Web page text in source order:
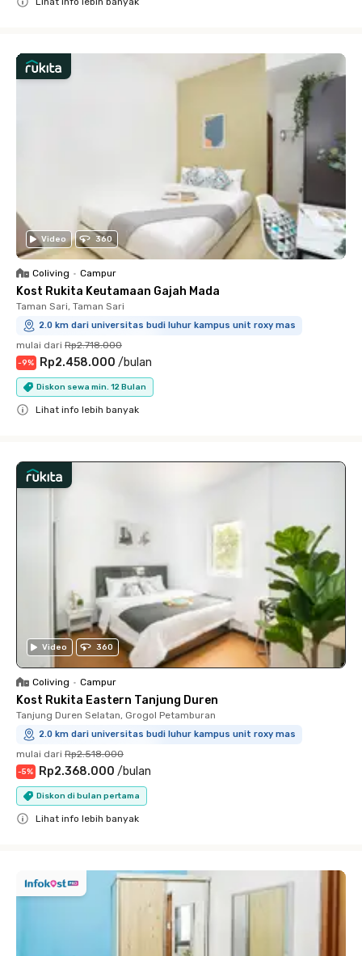
Video 360
Coliving • Campur
Kost Rukita Keutamaan Gajah Mada
Taman Sari, Taman Sari
2.0 km dari universitas budi luhur kampus unit roxy mas
mulai dari Rp2.718.000
-9% Rp2.458.000 /bulan
Diskon sewa min. 12 Bulan
Lihat info lebih banyak
Video 360
Coliving • Campur
Kost Rukita Eastern Tanjung Duren
Tanjung Duren Selatan, Grogol Petamburan
2.0 km dari universitas budi luhur kampus unit roxy mas
mulai dari Rp2.518.000
-5% Rp2.368.000 /bulan
Diskon di bulan pertama
Lihat info lebih banyak